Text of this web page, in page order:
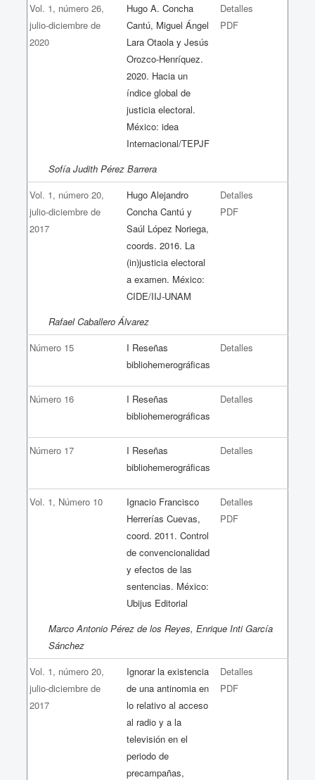
Vol. 1, número 26,
julio-diciembre de
2020
Hugo A. Concha
Cantú, Miguel Ángel
Lara Otaola y Jesús
Orozco-Henríquez.
2020. Hacia un
índice global de
justicia electoral.
México: idea
Internacional/TEPJF
Detalles
PDF
Sofía Judith Pérez Barrera
Vol. 1, número 20,
julio-diciembre de
2017
Hugo Alejandro
Concha Cantú y
Saúl López Noriega,
coords. 2016. La
(in)justicia electoral
a examen. México:
CIDE/IIJ-UNAM
Detalles
PDF
Rafael Caballero Álvarez
Número 15
I Reseñas
bibliohemerográficas
Detalles
Número 16
I Reseñas
bibliohemerográficas
Detalles
Número 17
I Reseñas
bibliohemerográficas
Detalles
Vol. 1, Número 10
Ignacio Francisco
Herrerías Cuevas,
coord. 2011. Control
de convencionalidad
y efectos de las
sentencias. México:
Ubijus Editorial
Detalles
PDF
Marco Antonio Pérez de los Reyes, Enrique Inti García
Sánchez
Vol. 1, número 20,
julio-diciembre de
2017
Ignorar la existencia
de una antinomia en
lo relativo al acceso
al radio y a la
televisión en el
periodo de
precampañas,
Detalles
PDF